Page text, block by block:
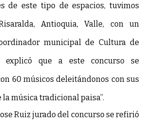
de este tipo de espacios, tuvimos
Antioquia, Valle, con un
municipal de Cultura de
explicó que a este concurso se
60 músicos deleitándonos con sus
música tradicional paisa”.
Ruiz jurado del concurso se refirió